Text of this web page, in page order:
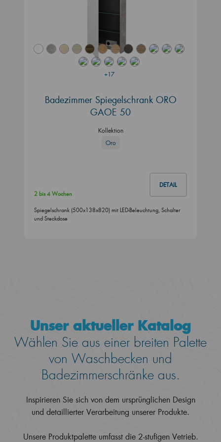
+17
Badezimmer Spiegelschrank ORO
GAOE 50
Kollektion
Oro
DETAIL
2 bis 4 Wochen
Spiegelschrank (500x138x820) mit LED-Beleuchtung, Schalter
und Steckdose
Unser aktueller Katalog
Wählen Sie aus einer breiten Palette
von Waschbecken und
Badezimmerschränke aus.
Inspirieren Sie sich von dem ursprünglichen Design
und detaillierter Verarbeitung unserer Produkte.
Unsere Produktpalette umfasst die 2-stufigen Vetrieb.